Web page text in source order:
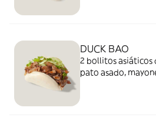
DUCK BAO
2 bollitos asiáticos
pato asado,